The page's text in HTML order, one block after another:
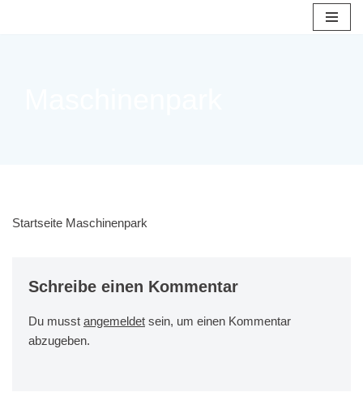
Startseite Maschinenpark
Schreibe einen Kommentar
Du musst angemeldet sein, um einen Kommentar
abzugeben.